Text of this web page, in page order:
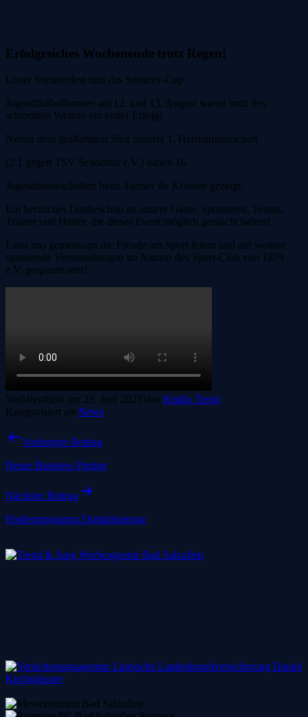
Erfolgreiches Wochenende trotz Regen!
Unser Sommerfest und das Sommer-Cup
Jugendfußballturnier am 12. und 13. August waren trotz des
schlechten Wetters ein voller Erfolg!
Neben dem großartigen Sieg unserer 1. Herrenmannschaft
(2:1 gegen TSV Schörmar e.V.) haben 16
Jugendmannschaften beim Turnier ihr Können gezeigt.
Ein herzliches Dankeschön an unsere Gäste, Sponsoren, Teams,
Trainer und Helfer, die dieses Event möglich gemacht haben!
Lasst uns gemeinsam die Freude am Sport feiern und auf weitere
spannende Veranstaltungen im Namen des Sport-Club von 1879
e.V. gespannt sein!
Veröffentlicht am 23. Juni 2023Von Emilio Trenti
Kategorisiert als News
Beitragsnavigation
Vorheriger Beitrag
Neuer Business Partner
Nächster Beitrag
Förderprogramm Digitalisierung